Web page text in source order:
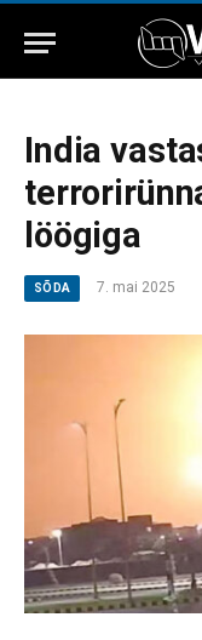
India
löögiga
SÕDA 7. mai 2025